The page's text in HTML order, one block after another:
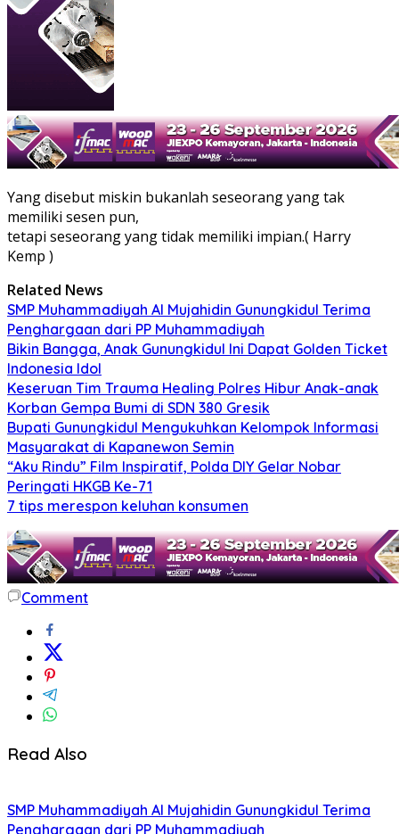
Yang disebut miskin bukanlah seseorang yang tak
memiliki sesen pun,
tetapi seseorang yang tidak memiliki impian.( Harry
Kemp )
Related News
SMP Muhammadiyah Al Mujahidin Gunungkidul Terima
Penghargaan dari PP Muhammadiyah
Bikin Bangga, Anak Gunungkidul Ini Dapat Golden Ticket
Indonesia Idol
Keseruan Tim Trauma Healing Polres Hibur Anak-anak
Korban Gempa Bumi di SDN 380 Gresik
Bupati Gunungkidul Mengukuhkan Kelompok Informasi
Masyarakat di Kapanewon Semin
“Aku Rindu” Film Inspiratif, Polda DIY Gelar Nobar
Peringati HKGB Ke-71
7 tips merespon keluhan konsumen
Comment
Read Also
SMP Muhammadiyah Al Mujahidin Gunungkidul Terima
Penghargaan dari PP Muhammadiyah